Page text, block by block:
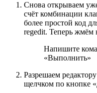
Снова открываем
счёт комбинации
более простой код
regedit. Теперь
Напишите
«Выполнить»
Разрешаем
щелчком по кнопке